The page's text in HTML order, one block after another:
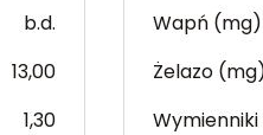
b.d.
13,00
1,30
Wapń (mg)
Żelazo